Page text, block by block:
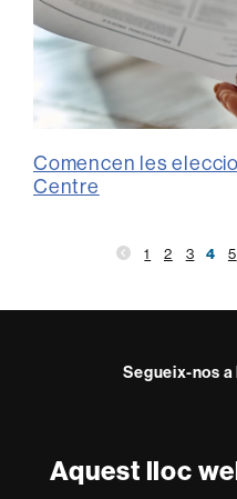
Aquest lloc
Comencen les
Centre
1 2 3 4 5
Segueix-nos
Reconeixement